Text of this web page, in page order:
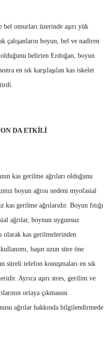
omurları üzerinde aşırı yük
çalışanların boyun, bel ve nadiren
belirten Erdoğan, boyun
en sık karşılaşılan kas iskelet
DA ETKİLİ
kas gerilme ağrıları olduğunu
boyun ağrısı nedeni myofasial
kas gerilme ağrılarıdır. Boyun fıtığı
ağrılar, boynun uygunsuz
olarak kas gerilmelerinden
başın uzun süre öne
süreli telefon konuşmaları en sık
Ayrıca aşırı stres, gerilim ve
ortaya çıkmasını
ağrılar hakkında bilgilendirmede